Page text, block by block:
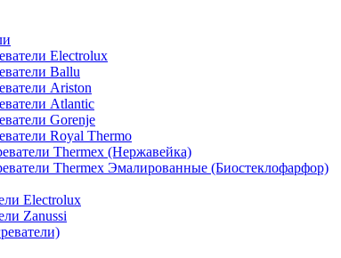
Electrolux
Ballu
Ariston
Atlantic
Gorenje
Royal Thermo
Thermex (Нержавейка)
Thermex Эмалированные (Биостеклофарфор)
Electrolux
Zanussi